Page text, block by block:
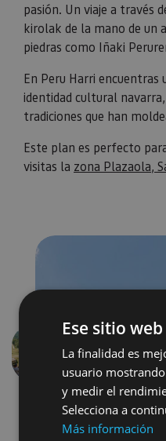
pasión. Un viaje a través
kirolak de la mano de un
piedras como Iñaki
En Peru Harri
identidad cultural
tradiciones que han
Este plan es perfecto
visitas la zona Plazaola,
Anterior
Ese sitio
La finalidad es
usuario
y medir el
Selecciona a
Más información